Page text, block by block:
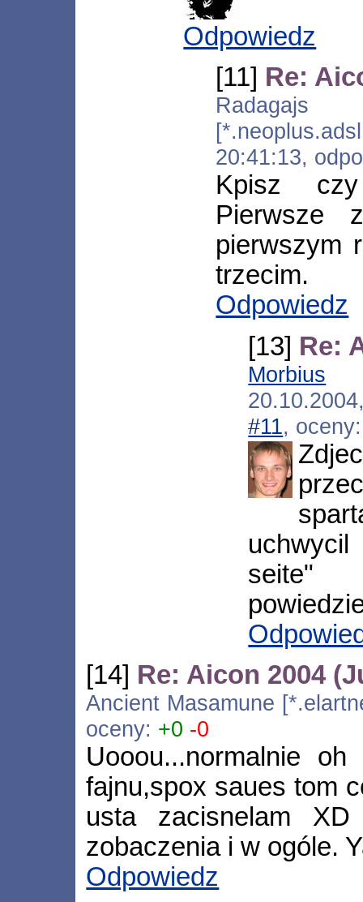
Odpowiedz
[11] Re:
20:41:13,
Kpisz
Pierwsze
pierwszym
trzecim.
Odpowiedz
[13] Re:
Morbius
#11,
seite"
[14] Re: Aicon 2004
Ancient Masamune
oceny: +0 -0
Uooou...normalnie
fajnu,spox saues tom
usta zacisnelam
zobaczenia i w ogóle.
Odpowiedz